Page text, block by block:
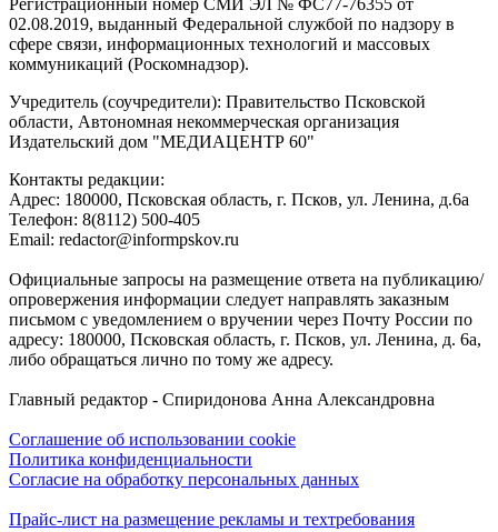
Регистрационный номер СМИ ЭЛ № ФС77-76355 от
02.08.2019, выданный Федеральной службой по надзору в
сфере связи, информационных технологий и массовых
коммуникаций (Роскомнадзор).
Учредитель (соучредители): Правительство Псковской
области, Автономная некоммерческая организация
Издательский дом "МЕДИАЦЕНТР 60"
Контакты редакции:
Адреc: 180000, Псковская область, г. Псков, ул. Ленина, д.6а
Телефон: 8(8112) 500-405
Email: redactor@informpskov.ru
Официальные запросы на размещение ответа на публикацию/
опровержения информации следует направлять заказным
письмом с уведомлением о вручении через Почту России по
адресу: 180000, Псковская область, г. Псков, ул. Ленина, д. 6а,
либо обращаться лично по тому же адресу.
Главный редактор - Спиридонова Анна Александровна
Соглашение об использовании cookie
Политика конфиденциальности
Согласие на обработку персональных данных
Прайс-лист на размещение рекламы и техтребования